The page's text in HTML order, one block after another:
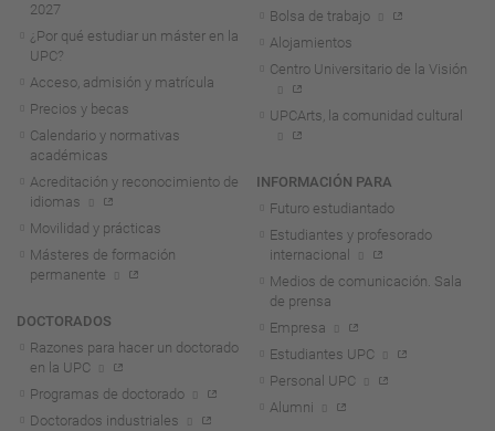
2027
¿Por qué estudiar un máster en la
UPC?
Acceso, admisión y matrícula
Precios y becas
Calendario y normativas
académicas
Acreditación y reconocimiento de
idiomas
Movilidad y prácticas
Másteres de formación
permanente
DOCTORADOS
Razones para hacer un doctorado
en la UPC
Programas de doctorado
Doctorados industriales
Bolsa de trabajo
Alojamientos
Centro Universitario de la Visión
UPCArts, la comunidad cultural
INFORMACIÓN PARA
Futuro estudiantado
Estudiantes y profesorado
internacional
Medios de comunicación. Sala
de prensa
Empresa
Estudiantes UPC
Personal UPC
Alumni